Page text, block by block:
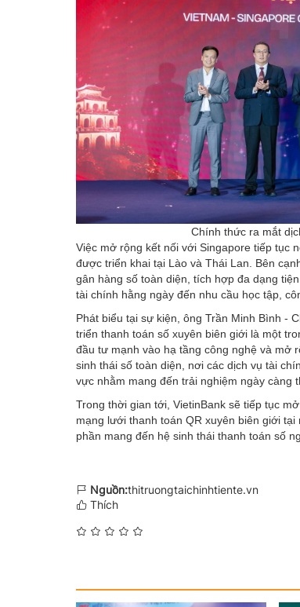
Chính thức ra mắt
Việc mở rộng kết nối với Singapore tiếp tục
được triển khai tại Lào và Thái Lan. Bên
gân hàng số toàn diện, tích hợp đa dạng
tài chính hằng ngày đến nhu cầu học tập,
Phát biểu tại sự kiện, ông Trần Minh Bình -
triển thanh toán số xuyên biên giới là một
đầu tư mạnh vào hạ tầng công nghệ và mở
sinh thái số toàn diện, nơi các dịch vụ tài
vực nhằm mang đến trải nghiệm ngày càng
Trong thời gian tới, VietinBank sẽ tiếp tục
mạng lưới thanh toán QR xuyên biên giới
phần mang đến hệ sinh thái thanh toán số
Nguồn:thitruongtaichinhtiente.vn
Thích